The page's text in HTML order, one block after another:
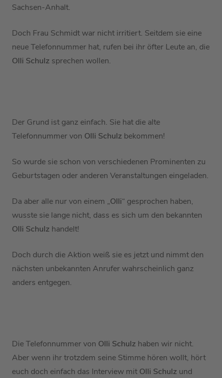
Sachsen-Anhalt.
Doch Frau Schmidt war nicht irritiert. Seitdem sie eine
neue Telefonnummer hat, rufen bei ihr öfter Leute an, die
Olli Schulz sprechen wollen.
Der Grund ist ganz einfach. Sie hat die alte
Telefonnummer von Olli Schulz bekommen!
So wurde sie schon von verschiedenen Prominenten zu
Geburtstagen oder anderen Veranstaltungen eingeladen.
Da aber alle nur von einem „Olli“ gesprochen haben,
wusste sie lange nicht, dass es sich um den bekannten
Olli Schulz handelt!
Doch durch die Aktion weiß sie es jetzt und nimmt den
nächsten unbekannten Anrufer wahrscheinlich ganz
anders entgegen.
Die Telefonnummer von Olli Schulz haben wir nicht.
Aber wenn ihr trotzdem seine Stimme hören wollt, hört
euch doch einfach das Interview mit Olli Schulz und